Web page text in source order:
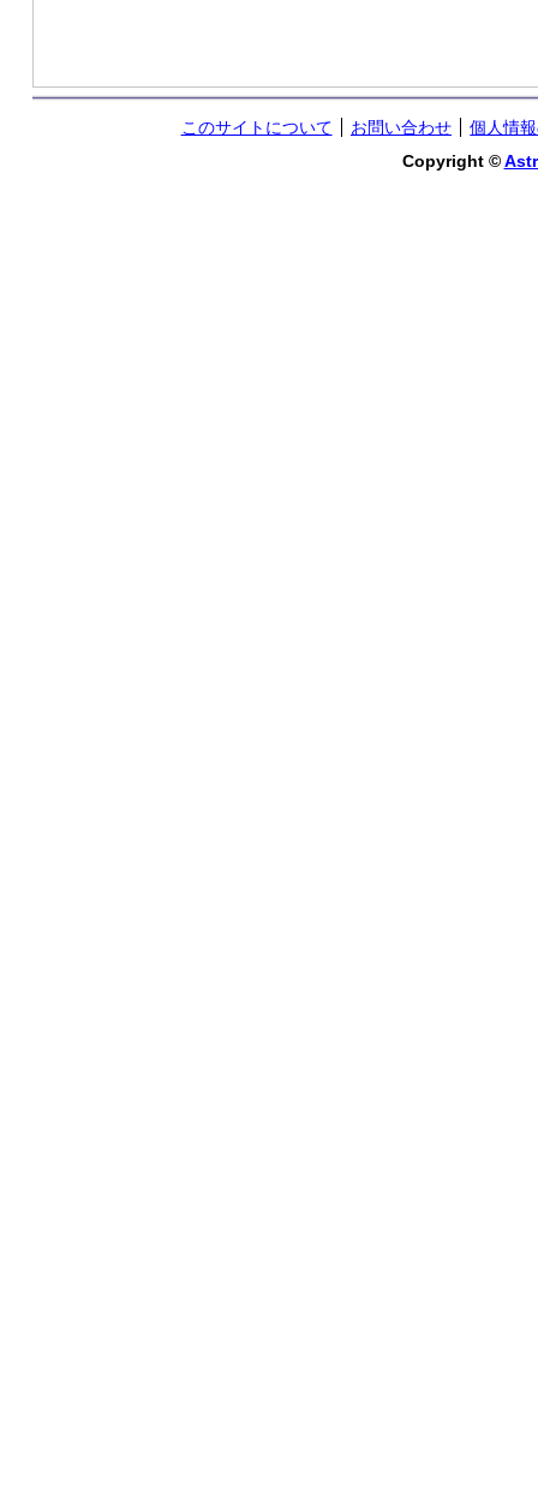
このサイトについて お問い合わせ
個人情
Copyright ©